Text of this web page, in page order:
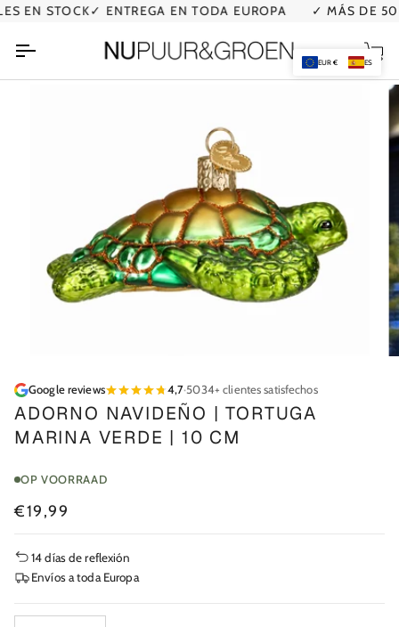
contenido
EN STOCK✓ ENTREGA EN TODA EUROPA ✓ MÁS DE
Google reviews 4,7·5034+ clientes satisfechos
ADORNO NAVIDEÑO | TORTUGA
MARINA VERDE | 10 CM
OP VOORRAAD
€19,99
14 días de reflexión
Envíos a toda Europa
EUR € ES